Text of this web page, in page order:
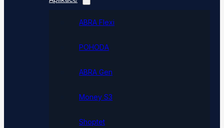
ABRA Flexi
POHODA
ABRA Gen
Money S3
Shoptet